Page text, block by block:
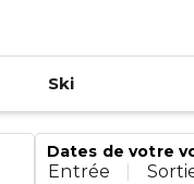
Ski
Dates de votre
Entrée